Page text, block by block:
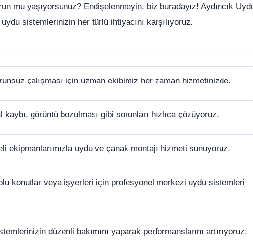
mu yaşıyorsunuz? Endişelenmeyin, biz buradayız! Aydıncık
sistemlerinizin her türlü ihtiyacını karşılıyoruz.
çalışması için uzman ekibimiz her zaman hizmetinizde.
kaybı, görüntü bozulması gibi sorunları hızlıca çözüyoruz.
ekipmanlarımızla uydu ve çanak montajı hizmeti sunuyoruz.
konutlar veya işyerleri için profesyonel merkezi uydu sistemleri
düzenli bakımını yaparak performanslarını artırıyoruz.